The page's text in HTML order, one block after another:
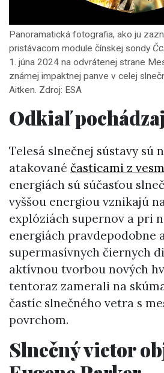
Panoramatická fotografia, ako ju
pristávacom module čínskej sondy
1. júna 2024 na odvrátenej strane
známej impaktnej panve v celej
Aitken. Zdroj: ESA
Odkiaľ
Telesá slnečnej sústavy sú
atakované časticami z
energiách sú súčasťou
vyššou energiou vznikajú
explóziách supernov a pri
energiách pravdepodobne
supermasívnych čiernych
aktívnou tvorbou nových
tentoraz zamerali na
častíc slnečného vetra s
povrchom.
Slnečný vietor